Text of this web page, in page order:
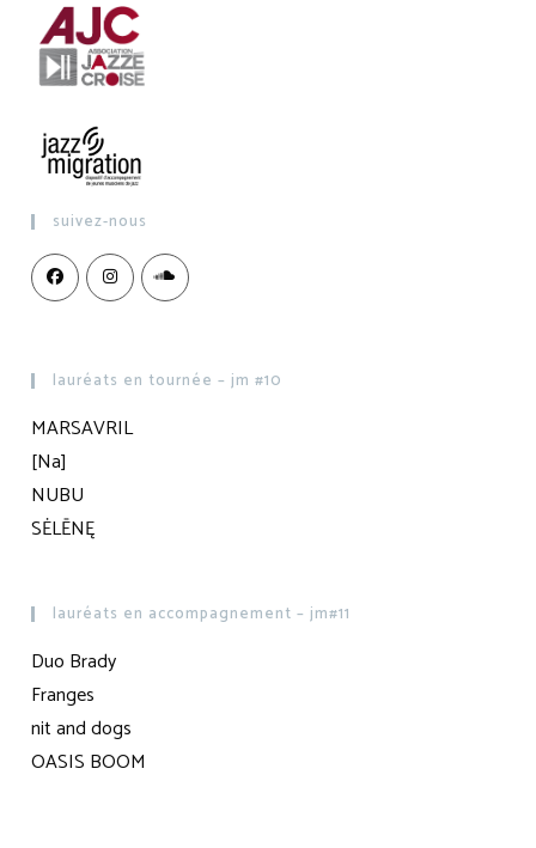
suivez-nous
lauréats en tournée – jm #10
MARSAVRIL
[Na]
NUBU
SĖLĒNĘ
lauréats en accompagnement – jm#11
Duo Brady
Franges
nit and dogs
OASIS BOOM